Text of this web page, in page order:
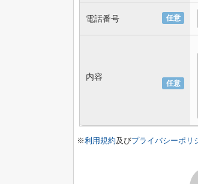
任意
電話番号
任意
内容
※利用規約及びプライバシーポリ